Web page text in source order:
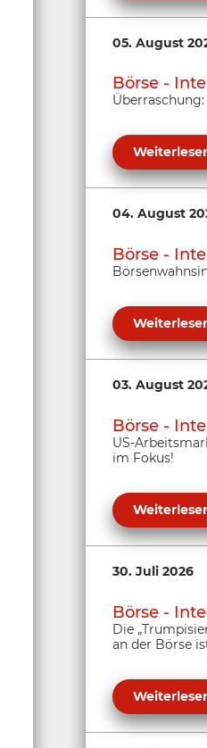
05. August
Börse -
04. August
Börse -
03. August
Börse -
US-
im Fokus!
30. Juli 2026
Börse -
Die
an der Börse